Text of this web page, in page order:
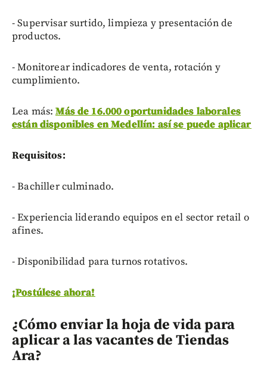
- Supervisar surtido, limpieza y presentación de
productos.
- Monitorear indicadores de venta, rotación y
cumplimiento.
Lea más:Más de 16.000 oportunidades laborales
están disponibles en Medellín: así se puede aplicar
Requisitos:
- Bachiller culminado.
- Experiencia liderando equipos en el sector retail o
afines.
- Disponibilidad para turnos rotativos.
¡Postúlese ahora!
¿Cómo enviar la hoja de vida para
aplicar a las vacantes de Tiendas
Ara?